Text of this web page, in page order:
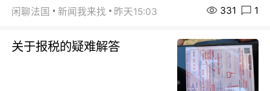
闲聊法国 新闻我来找 昨天15:03 331 1
关于报税的疑难解答